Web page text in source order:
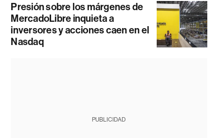
Presión sobre los márgenes de
MercadoLibre inquieta a
inversores y acciones caen en el
Nasdaq
PUBLICIDAD